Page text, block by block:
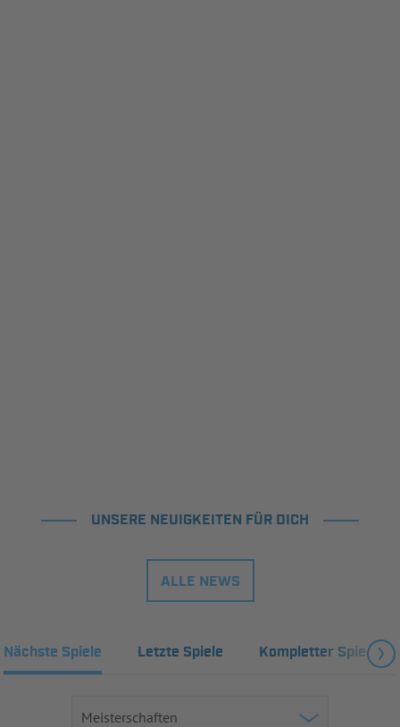
UNSERE NEUIGKEITEN FÜR DICH
ALLE NEWS
Nächste Spiele Letzte Spiele Kompletter Spielplan